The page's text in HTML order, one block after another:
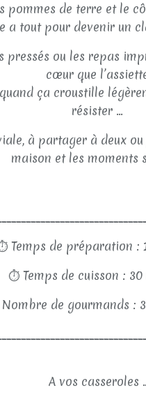
pommes de terre et le
a tout pour devenir un
pressés ou les repas
cœur que
ça croustille
résister …
à partager à deux
maison et les moments
Temps de préparation :
⏱ Temps de cuisson :
Nombre de gourmands :
A vos casseroles